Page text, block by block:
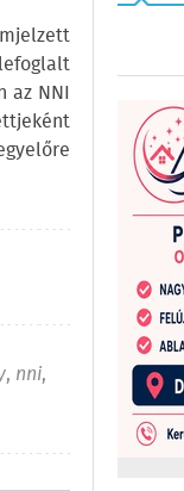
az NNI
, nni,